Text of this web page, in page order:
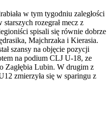
w tym tygodniu zaległości
rozegrał mecz z
spisali się równie dobrze
Majchrzaka i Kierasia.
szansy na objęcie pozycji
na podium CLJ U-18, ze
Zagłębia Lubin. W drugim z
zmierzyła się w sparingu z